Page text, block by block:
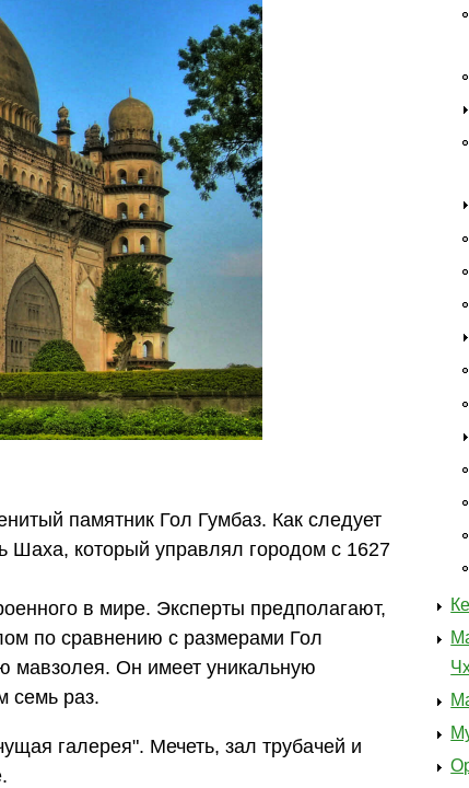
памятник Гол Гумбаз. Как следует
Шаха, который управлял городом с 1627
в мире. Эксперты предполагают,
по сравнению с размерами Гол
мавзолея. Он имеет уникальную
семь раз.
галерея". Мечеть, зал трубачей и